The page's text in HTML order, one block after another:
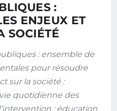
:
ENJEUX ET
SOCIÉTÉ
: ensemble de
pour résoudre
sur la société :
quotidienne des
: éducation,